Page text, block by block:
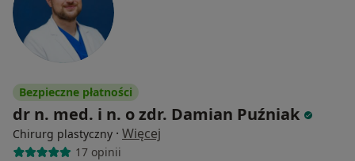
Bezpieczne płatności
dr n. med. i n. o zdr. Damian Puźniak
Chirurg plastyczny · Więcej
17 opinii